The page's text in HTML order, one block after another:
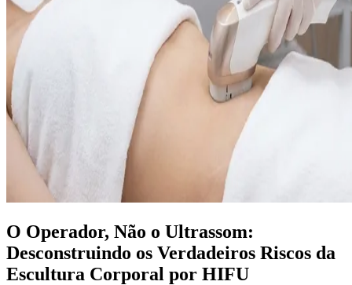
O Operador, Não o Ultrassom:
Desconstruindo os Verdadeiros Riscos da
Escultura Corporal por HIFU